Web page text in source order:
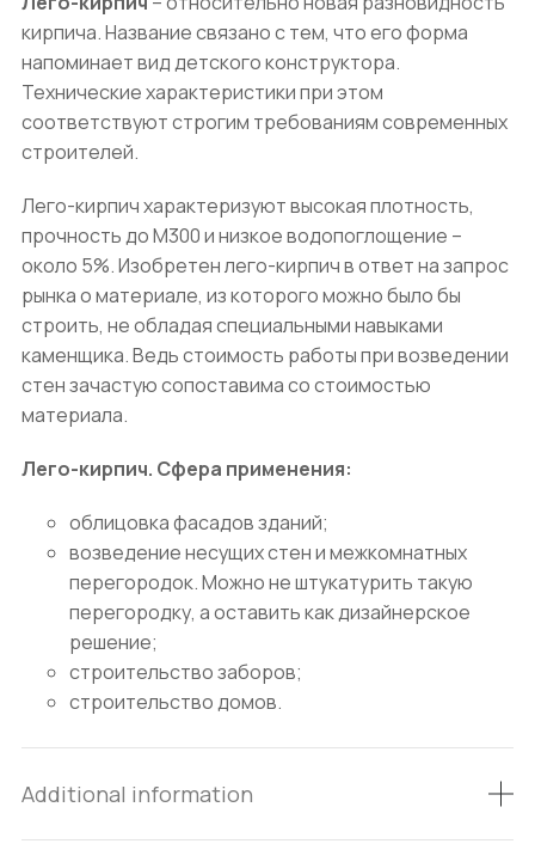
кирпича. Название связано с тем, что его форма
напоминает вид детского конструктора.
Технические характеристики при этом
соответствуют строгим требованиям современных
строителей.
Лего-кирпич характеризуют высокая плотность,
прочность до М300 и низкое водопоглощение –
около 5%. Изобретен лего-кирпич в ответ на запрос
рынка о материале, из которого можно было бы
строить, не обладая специальными навыками
каменщика. Ведь стоимость работы при возведении
стен зачастую сопоставима со стоимостью
материала.
Лего-кирпич. Сфера применения:
облицовка фасадов зданий;
возведение несущих стен и межкомнатных
перегородок. Можно не штукатурить такую
перегородку, а оставить как дизайнерское
решение;
строительство заборов;
строительство домов.
Additional information